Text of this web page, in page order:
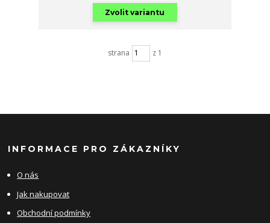
Zvolit variantu
strana z 1
INFORMACE PRO ZÁKAZNÍKY
O nás
Jak nakupovat
Obchodní podmínky